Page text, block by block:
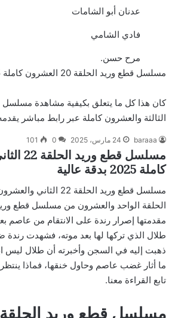
عدنان أبو الشامات
فادي الشامي
مرح حسن.
مسلسل قطع وريد الحلقة 20 العشرون كاملة 2025 بدقة عالية
كان هذا كل ما يتعلق بكيفية مشاهدة مسلسل
الثالثة والعشرون كاملة عبر رابط مباشر
baraaa 24 مارس، 2025 0
101
مسلسل
كاملة 2025 بدقة عالية
مسلسل قطع وريد الحلقة 22
الحلقة الواحد والعشرون من مسلسل قطع
مقدمتها إصرار رندة على الانتقام من عاصم
طلال الذي تركها لها بعد موته، فشهدت رندة
ذهبت إليه في السجن وأخبرته أن طلال ليس
ما أثار غضب عاصم وحاول خنقها، فماذا
تابع القراءة معنا.